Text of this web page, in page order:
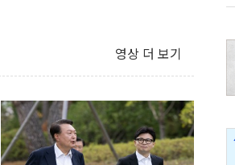
영상 더 보기